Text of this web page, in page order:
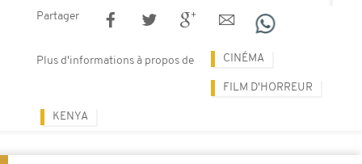
Partager
Plus d'informations à propos de CINÉMA
FILM D'HORREUR
KENYA